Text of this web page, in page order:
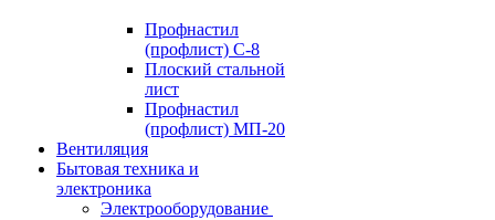
Профнастил
(профлист) С-8
Плоский стальной
лист
Профнастил
(профлист) МП-20
Вентиляция
Бытовая техника и
электроника
Электрооборудование